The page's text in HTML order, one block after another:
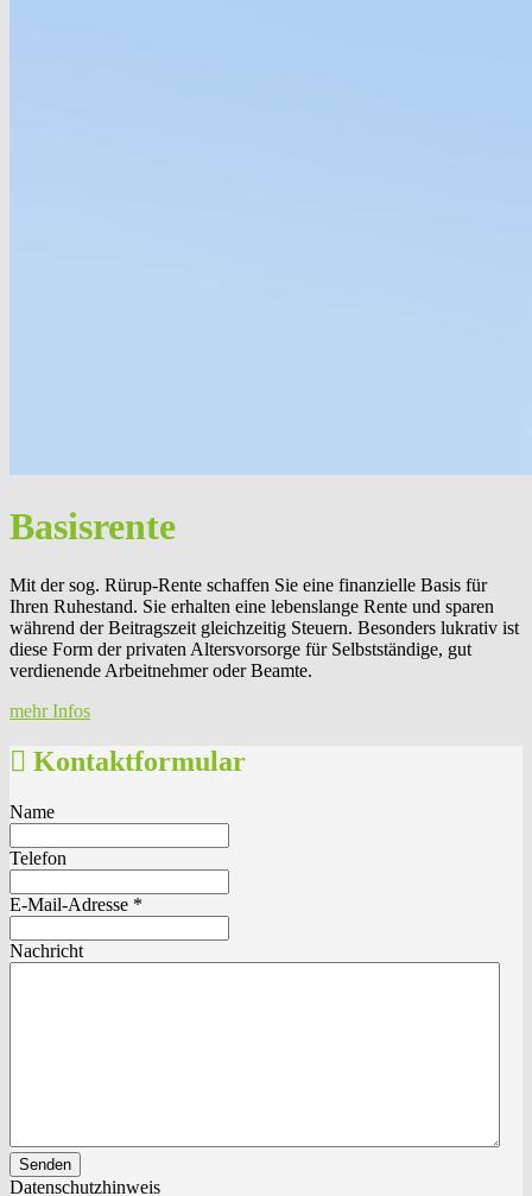
Basisrente
Mit der sog. Rürup-Rente schaffen Sie eine finanzielle Basis für
Ihren Ruhestand. Sie erhalten eine lebenslange Rente und sparen
während der Beitragszeit gleichzeitig Steuern. Besonders lukrativ ist
diese Form der privaten Altersvorsorge für Selbstständige, gut
verdienende Arbeitnehmer oder Beamte.
mehr Infos
Kontaktformular
Name
Telefon
E-Mail-Adresse *
Nachricht
Senden
Datenschutzhinweis